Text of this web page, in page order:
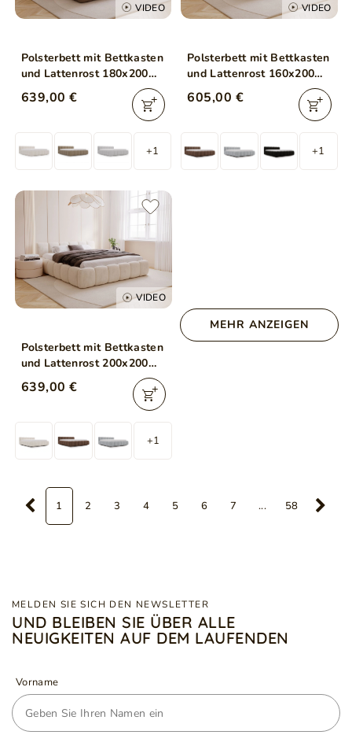
VIDEO
Polsterbett mit Bettkasten
und Lattenrost 180x200
Cloud Low Bouclé-Stoff
Braun
639,00 €
+1
VIDEO
Polsterbett mit Bettkasten
und Lattenrost 160x200
Cloud Low Beige
605,00 €
+1
VIDEO
Polsterbett mit Bettkasten
und Lattenrost 200x200
Cloud Low Beige
639,00 €
+1
MEHR ANZEIGEN
1 2 3 4 5 6 7 ... 58
MELDEN SIE SICH DEN NEWSLETTER
UND BLEIBEN SIE ÜBER ALLE
NEUIGKEITEN AUF DEM LAUFENDEN
Vorname